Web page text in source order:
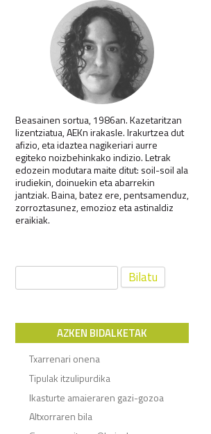
Beasainen sortua, 1986an. Kazetaritzan
lizentziatua, AEKn irakasle. Irakurtzea dut
afizio, eta idaztea nagikeriari aurre
egiteko noizbehinkako indizio. Letrak
edozein modutara maite ditut: soil-soil ala
irudiekin, doinuekin eta abarrekin
jantziak. Baina, batez ere, pentsamenduz,
zorroztasunez, emozioz eta astinaldiz
eraikiak.
Bilatu:
AZKEN BIDALKETAK
Txarrenari onena
Tipulak itzulipurdika
Ikasturte amaieraren gazi-gozoa
Altxorraren bila